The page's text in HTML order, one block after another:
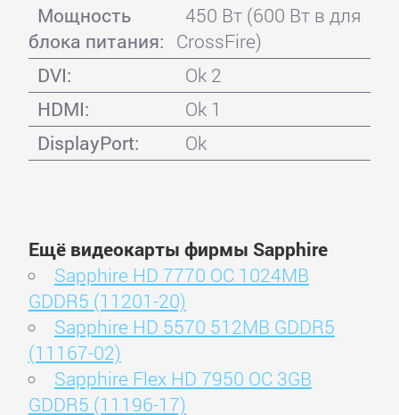
Мощность
блока питания:
450 Вт (600 Вт в для
CrossFire)
DVI:
Ok 2
HDMI:
Ok 1
DisplayPort:
Ok
Ещё видеокарты фирмы Sapphire
Sapphire HD 7770 OC 1024MB
GDDR5 (11201-20)
Sapphire HD 5570 512MB GDDR5
(11167-02)
Sapphire Flex HD 7950 OC 3GB
GDDR5 (11196-17)